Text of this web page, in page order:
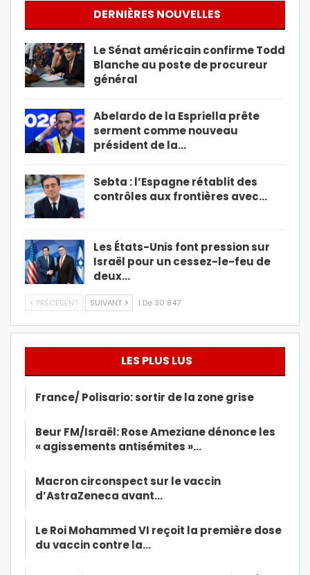
DERNIÈRES NOUVELLES
Le Sénat américain confirme Todd
Blanche au poste de procureur
général
Abelardo de la Espriella prête
serment comme nouveau
président de la…
Sebta : l’Espagne rétablit des
contrôles aux frontières avec…
Les États-Unis font pression sur
Israël pour un cessez-le-feu de
deux…
PRÉCÉDENT SUIVANT 1 De 30 847
LES PLUS LUS
France/ Polisario: sortir de la zone grise
Beur FM/Israël: Rose Ameziane dénonce les
« agissements antisémites »…
Macron circonspect sur le vaccin
d’AstraZeneca avant…
Le Roi Mohammed VI reçoit la première dose
du vaccin contre la…